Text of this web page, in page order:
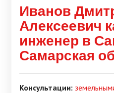
Иванов
Алексеевич
инженер в
Самарская
Консультации: